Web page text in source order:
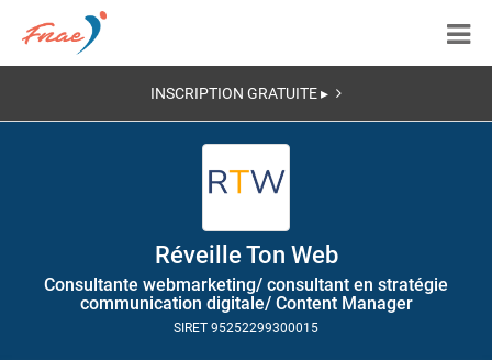
INSCRIPTION GRATUITE ▸
Réveille Ton Web
Consultante webmarketing/ consultant en stratégie
communication digitale/ Content Manager
SIRET 95252299300015